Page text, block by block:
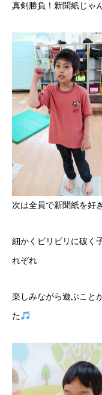
真剣勝負！新聞紙じゃ
次は全員で新聞紙を好
細かくビリビリに破く
れぞれ
楽しみながら遊ぶこと
た